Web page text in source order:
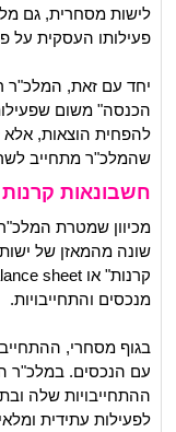
לישות מסחרית, גם
פעילותו העסקית על
יחד עם זאת, המלכ"ר
הכנסה" משום
להפחית הוצאות, אלא
שהמלכ"ר מתחייב
חשבונאות קרנות
מכיוון שמטרת
שונה מהמאזן של
מנכסים והתחייבויות.
בגוף מסחרי,
עם הנכסים. במלכ"ר
ההתחייבויות שלה
לפעילות עתידית